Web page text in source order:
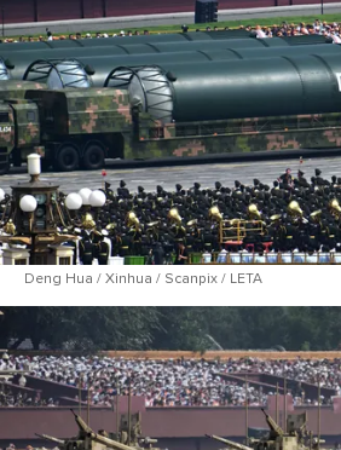
Deng Hua / Xinhua / Scanpix / LETA